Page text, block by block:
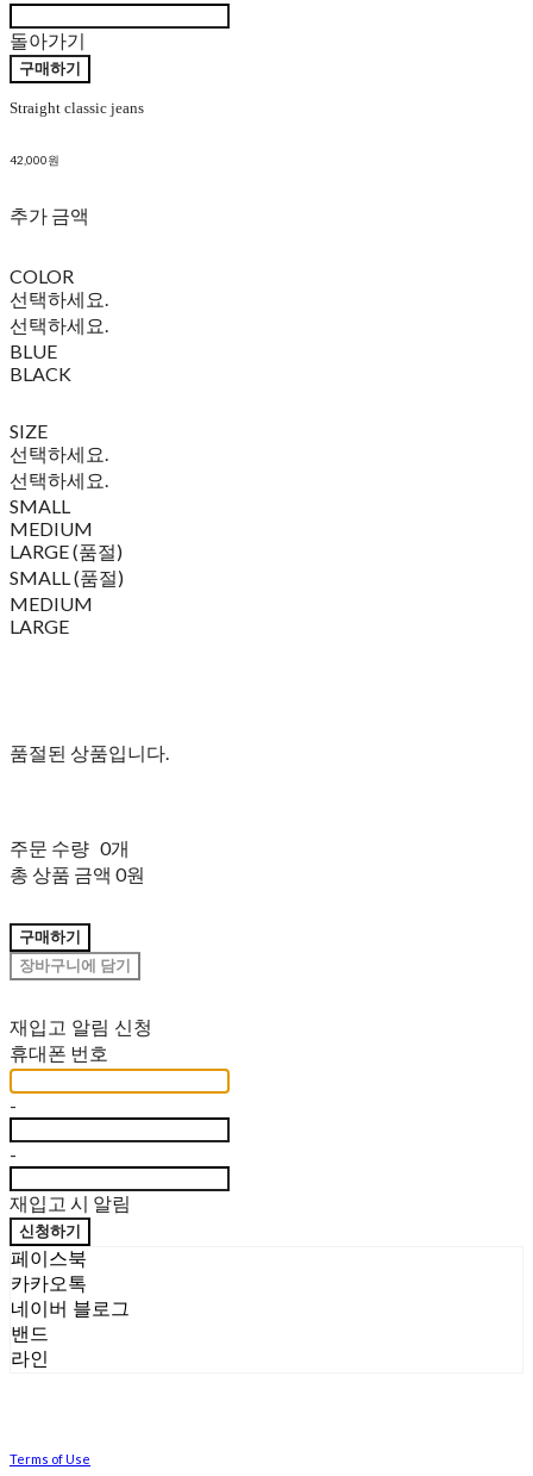
돌아가기
구매하기
Straight classic jeans
42,000원
추가 금액
COLOR
선택하세요.
선택하세요.
BLUE
BLACK
SIZE
선택하세요.
선택하세요.
SMALL
MEDIUM
LARGE (품절)
SMALL (품절)
MEDIUM
LARGE
품절된 상품입니다.
주문 수량 0개
총 상품 금액 0원
구매하기
장바구니에 담기
재입고 알림 신청
휴대폰 번호
-
-
재입고 시 알림
신청하기
페이스북
카카오톡
네이버 블로그
밴드
라인
Terms of Use